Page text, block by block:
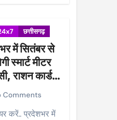
छत्तीसगढ़
में सितंबर से
स्मार्ट मीटर
राशन कार्ड-
की तरह अब
भी होंगी
Comments